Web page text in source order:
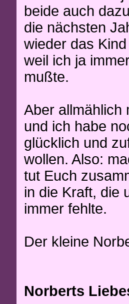
beide auch
die nächsten
wieder das
weil ich ja
mußte.
Aber allmählich
und ich habe
glücklich und
wollen. Also:
tut Euch
in die Kraft, die
immer fehlte.
Der kleine
Norberts